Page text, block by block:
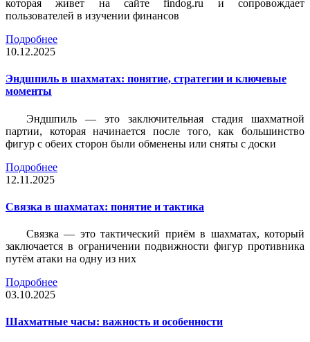
которая живет на сайте findog.ru и сопровождает
пользователей в изучении финансов
Подробнее
10.12.2025
Эндшпиль в шахматах: понятие, стратегии и ключевые
моменты
Эндшпиль — это заключительная стадия шахматной
партии, которая начинается после того, как большинство
фигур с обеих сторон были обменены или сняты с доски
Подробнее
12.11.2025
Связка в шахматах: понятие и тактика
Связка — это тактический приём в шахматах, который
заключается в ограничении подвижности фигур противника
путём атаки на одну из них
Подробнее
03.10.2025
Шахматные часы: важность и особенности